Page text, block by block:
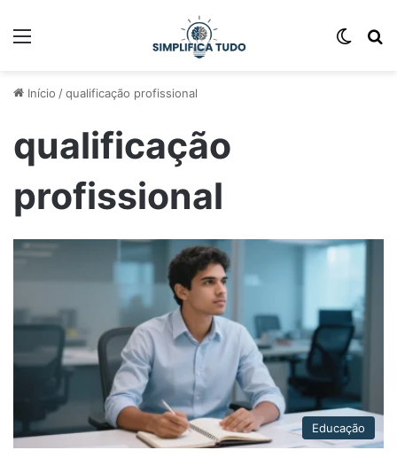
Início /qualificação profissional
qualificação
profissional
Educação